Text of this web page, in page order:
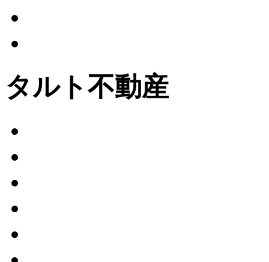
タルト不動産